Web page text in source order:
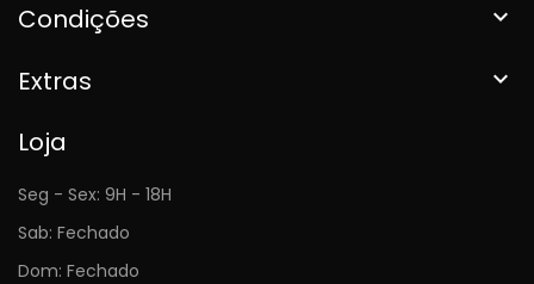
Condições 
Extras 
Loja
Seg - Sex: 9H - 18H
Sab: Fechado
Dom: Fechado